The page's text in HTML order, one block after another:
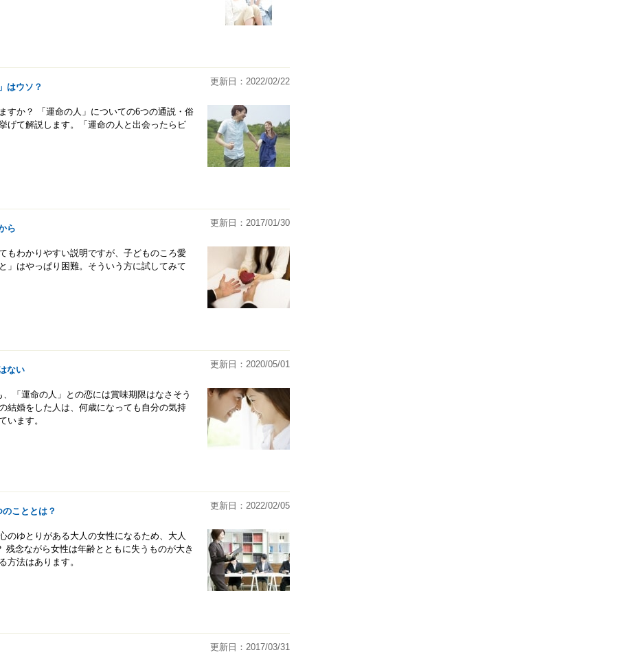
はウソ？
更新日：2022/02/22
すか？ 「運命の人」についての6つの通説・俗
げて解説します。「運命の人と出会ったらビ
ら
更新日：2017/01/30
もわかりやすい説明ですが、子どものころ愛
」はやっぱり困難。そういう方に試してみて
ない
更新日：2020/05/01
「運命の人」との恋には賞味期限はなさそう
結婚をした人は、何歳になっても自分の気持
います。
こととは？
更新日：2022/02/05
のゆとりがある大人の女性になるため、大人
念ながら女性は年齢とともに失うものが大き
方法はあります。
更新日：2017/03/31